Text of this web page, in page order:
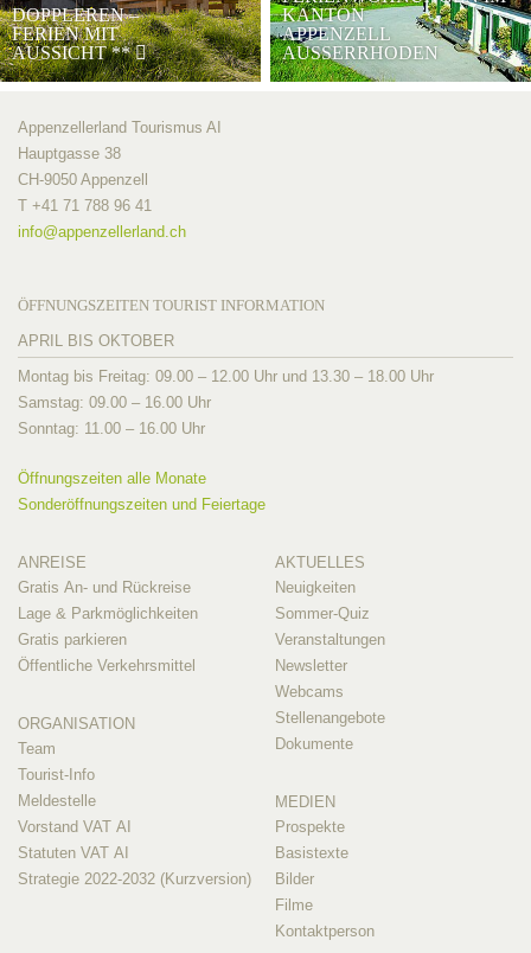
DOPPLEREN –
FERIEN MIT
AUSSICHT**
KANTON
APPENZELL
AUSSERRHODEN
Appenzellerland Tourismus AI
Hauptgasse 38
CH-9050 Appenzell
T +41 71 788 96 41
info@appenzellerland.ch
ÖFFNUNGSZEITEN TOURIST INFORMATION
APRIL BIS OKTOBER
Montag bis Freitag: 09.00 – 12.00 Uhr und 13.30 – 18.00 Uhr
Samstag: 09.00 – 16.00 Uhr
Sonntag: 11.00 – 16.00 Uhr
Öffnungszeiten alle Monate
Sonderöffnungszeiten und Feiertage
ANREISE
Gratis An- und Rückreise
Lage & Parkmöglichkeiten
Gratis parkieren
Öffentliche Verkehrsmittel
ORGANISATION
Team
Tourist-Info
Meldestelle
Vorstand VAT AI
Statuten VAT AI
Strategie 2022-2032 (Kurzversion)
AKTUELLES
Neuigkeiten
Sommer-Quiz
Veranstaltungen
Newsletter
Webcams
Stellenangebote
Dokumente
MEDIEN
Prospekte
Basistexte
Bilder
Filme
Kontaktperson